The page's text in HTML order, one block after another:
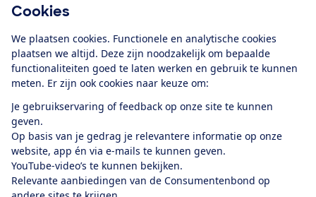
Cookies
We plaatsen cookies. Functionele en analytische cookies
plaatsen we altijd. Deze zijn noodzakelijk om bepaalde
functionaliteiten goed te laten werken en gebruik te kunnen
meten. Er zijn ook cookies naar keuze om:
Je gebruikservaring of feedback op onze site te kunnen
geven.
Op basis van je gedrag je relevantere informatie op onze
website, app én via e-mails te kunnen geven.
YouTube-video’s te kunnen bekijken.
Relevante aanbiedingen van de Consumentenbond op
Alles over de
app
Algemene Voorwaarden
Privacyverklaring
Cookiebeleid
Privacyvoorkeuren
Toegankelijkheid